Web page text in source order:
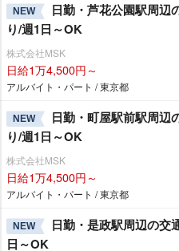
NEW
日勤・芦花公園駅周辺
り/週1日～OK
株式会社MSK
日給1万4,500円～
アルバイト・パート / 東京都
NEW
日勤・町屋駅前駅周辺
り/週1日～OK
株式会社MSK
日給1万4,500円～
アルバイト・パート / 東京都
NEW
日勤・是政駅周辺の交
日～OK